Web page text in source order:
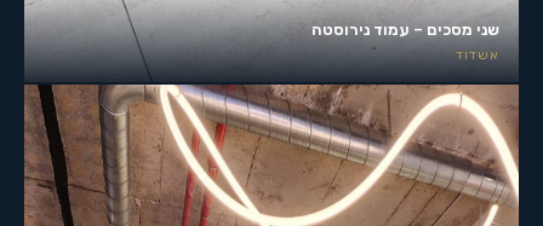
שני מסכים – עמוד נירוסטה
אשדוד